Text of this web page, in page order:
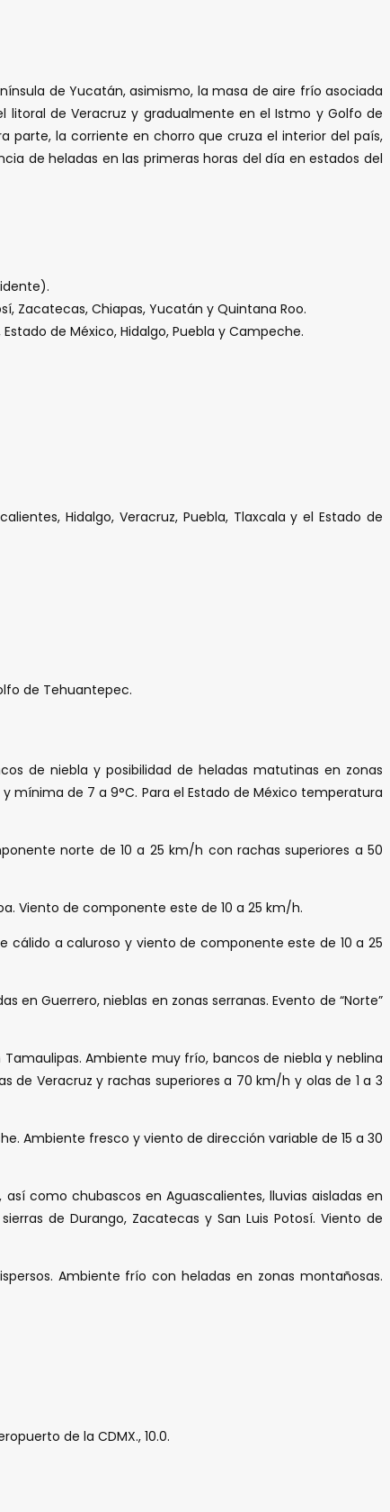
de Yucatán, asimismo, la masa de aire frío asociada
de Veracruz y gradualmente en el Istmo y Golfo de
parte, la corriente en chorro que cruza el interior del país,
de heladas en las primeras horas del día en estados del
Zacatecas, Chiapas, Yucatán y Quintana Roo.
de México, Hidalgo, Puebla y Campeche.
Hidalgo, Veracruz, Puebla, Tlaxcala y el Estado de
de Tehuantepec.
de niebla y posibilidad de heladas matutinas en zonas
mínima de 7 a 9°C. Para el Estado de México temperatura
norte de 10 a 25 km/h con rachas superiores a 50
Viento de componente este de 10 a 25 km/h.
cálido a caluroso y viento de componente este de 10 a 25
Guerrero, nieblas en zonas serranas. Evento de “Norte”
Ambiente muy frío, bancos de niebla y neblina
de Veracruz y rachas superiores a 70 km/h y olas de 1 a 3
Ambiente fresco y viento de dirección variable de 15 a 30
como chubascos en Aguascalientes, lluvias aisladas en
de Durango, Zacatecas y San Luis Potosí. Viento de
Ambiente frío con heladas en zonas montañosas.
de la CDMX., 10.0.